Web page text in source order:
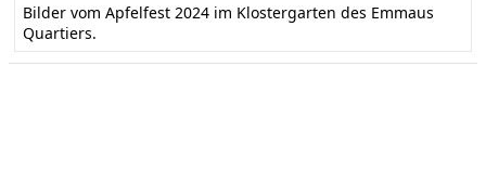
Bilder vom Apfelfest 2024 im Klostergarten des Emmaus
Quartiers.